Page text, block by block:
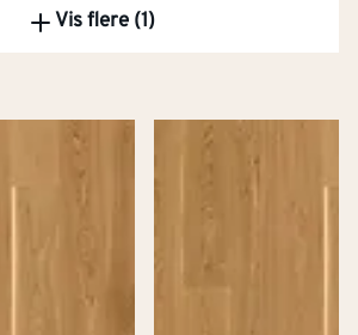
Vis flere (1)